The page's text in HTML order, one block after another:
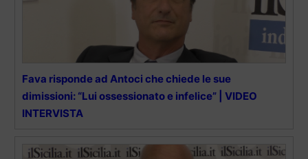
Fava risponde ad Antoci che chiede le sue
dimissioni: “Lui ossessionato e infelice” | VIDEO
INTERVISTA